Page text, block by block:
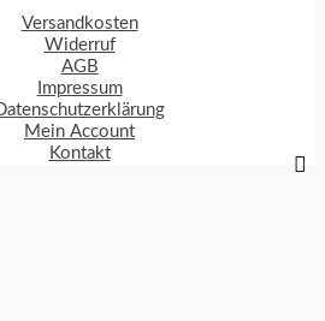
Versandkosten
Widerruf
AGB
Impressum
Datenschutzerklärung
Mein Account
Kontakt